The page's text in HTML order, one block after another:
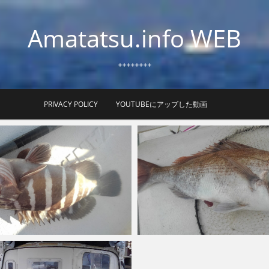
Amatatsu.info WEB
++++++++
PRIVACY POLICY YOUTUBEにアップした動画